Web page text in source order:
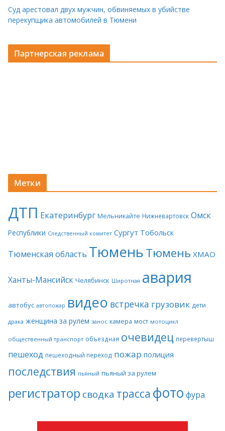
Суд арестовал двух мужчин, обвиняемых в убийстве
перекупщика автомобилей в Тюмени
Партнерская реклама
Метки
ДТП Екатеринбург Мельникайте Нижневартовск Омск
Республики Следственный комитет Сургут Тобольск
Тюменская область ТюменьТюмень ХМАО
Ханты-Мансийск Челябинск Широтная авария
автобус автопожар видео встречка грузовик дети
драка женщина за рулем занос камера мост мотоцикл
общественный транспорт объездная очевидец перевертыш
пешеход пешеходный переход пожар полиция
последствия пьяный пьяный за рулем
регистратор сводка трасса фото фура